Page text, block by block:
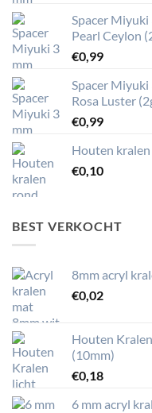
Spacer
Pearl Ceylon
€0,99
Spacer Miyuki
Rosa Luster
€0,99
Houten
€0,10
BEST VERKOCHT
8mm acryl
€0,02
Houten
(10mm)
€0,18
6 mm acryl